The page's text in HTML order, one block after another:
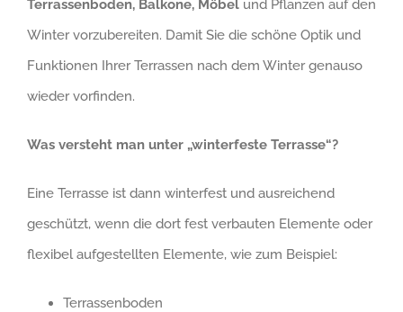
Terrassenboden, Balkone, Möbel und Pflanzen auf den
Winter vorzubereiten. Damit Sie die schöne Optik und
Funktionen Ihrer Terrassen nach dem Winter genauso
wieder vorfinden.
Was versteht man unter „winterfeste Terrasse“?
Eine Terrasse ist dann winterfest und ausreichend
geschützt, wenn die dort fest verbauten Elemente oder
flexibel aufgestellten Elemente, wie zum Beispiel:
Terrassenboden